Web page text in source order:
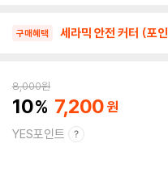
구매혜택 세라믹 안전 커터 (포
8,000원
10 7,200
YES포인트